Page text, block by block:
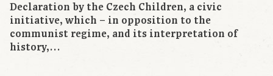
Declaration by the Czech Children, a civic
initiative, which – in opposition to the
communist regime, and its interpretation of
history,…